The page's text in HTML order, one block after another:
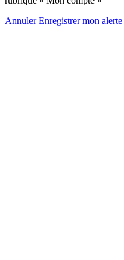
AnnulerEnregistrer mon alerte